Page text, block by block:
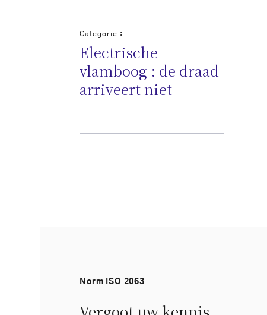
Categorie :
Electrische
vlamboog : de draad
arriveert niet
Norm ISO 2063